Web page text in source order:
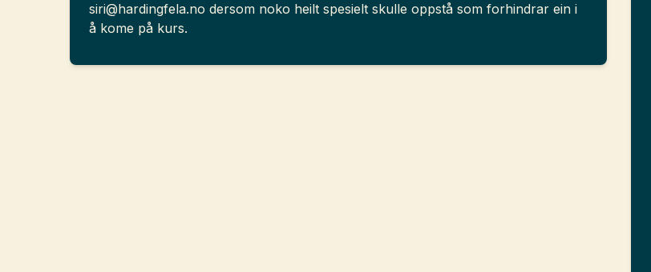
siri@hardingfela.no dersom noko heilt spesielt skulle oppstå som forhindrar ein i
å kome på kurs.